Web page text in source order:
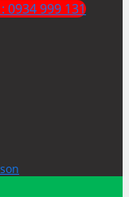
0934 999 131